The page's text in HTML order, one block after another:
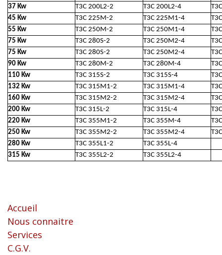
37 Kw
T3C 200L2-2 T3C 200L2-4
45 Kw
T3C 225M-2 T3C 225M1-4
55 Kw
T3C 250M-2 T3C 250M1-4
75 Kw
T3C 280S-2 T3C 250M2-4
75 Kw
T3C 280S-2 T3C 250M2-4
90 Kw
T3C 280M-2 T3C 280M-4
110 Kw
T3C 315S-2 T3C 315S-4
132 Kw
T3C 315M1-2 T3C 315M1-4
160 Kw
T3C 315M2-2 T3C 315M2-4
200 Kw
T3C 315L-2 T3C 315L-4
220 Kw
T3C 355M1-2 T3C 355M-4
250 Kw
T3C 355M2-2 T3C 355M2-4
280 Kw
T3C 355L1-2
T3C 355L-4
315 Kw
T3C 355L2-2 T3C 355L2-4
Accueil
Nous connaitre
Services
C.G.V.